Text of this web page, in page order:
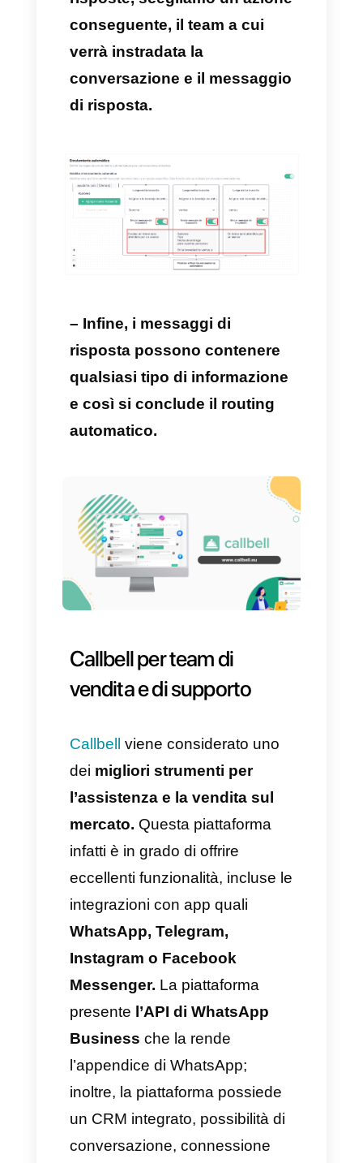
Per creare un routing di chat
utilizzandoCallbell
procedimento è elementare. Qui
passaggi con le immagini così
da realizzare tutto il
procedimento in maniera
semplice e veloce.
creare un nuovo account
Callbell, facendo clic qui
Callbell, bisognerà andare nelle
impostazioni – routing
automatico.
3) Successivamente, abilitiamo i
routing automatico su Callbell.
4) Per concludere, configuriamo
il nostro router seguendo i
passaggi. (Immagini)
– Prima di tutto, creiamo il
messaggio principale che
arriverà agli utenti.